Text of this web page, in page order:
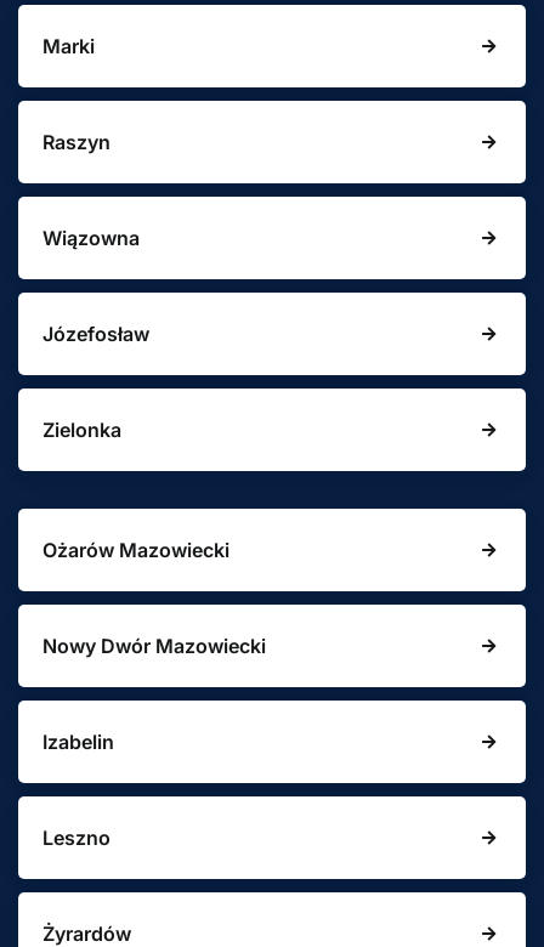
Marki
Raszyn
Wiązowna
Józefosław
Zielonka
Ożarów Mazowiecki
Nowy Dwór Mazowiecki
Izabelin
Leszno
Żyrardów